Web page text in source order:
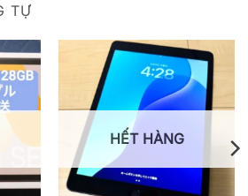
TỰ
HẾT HÀNG